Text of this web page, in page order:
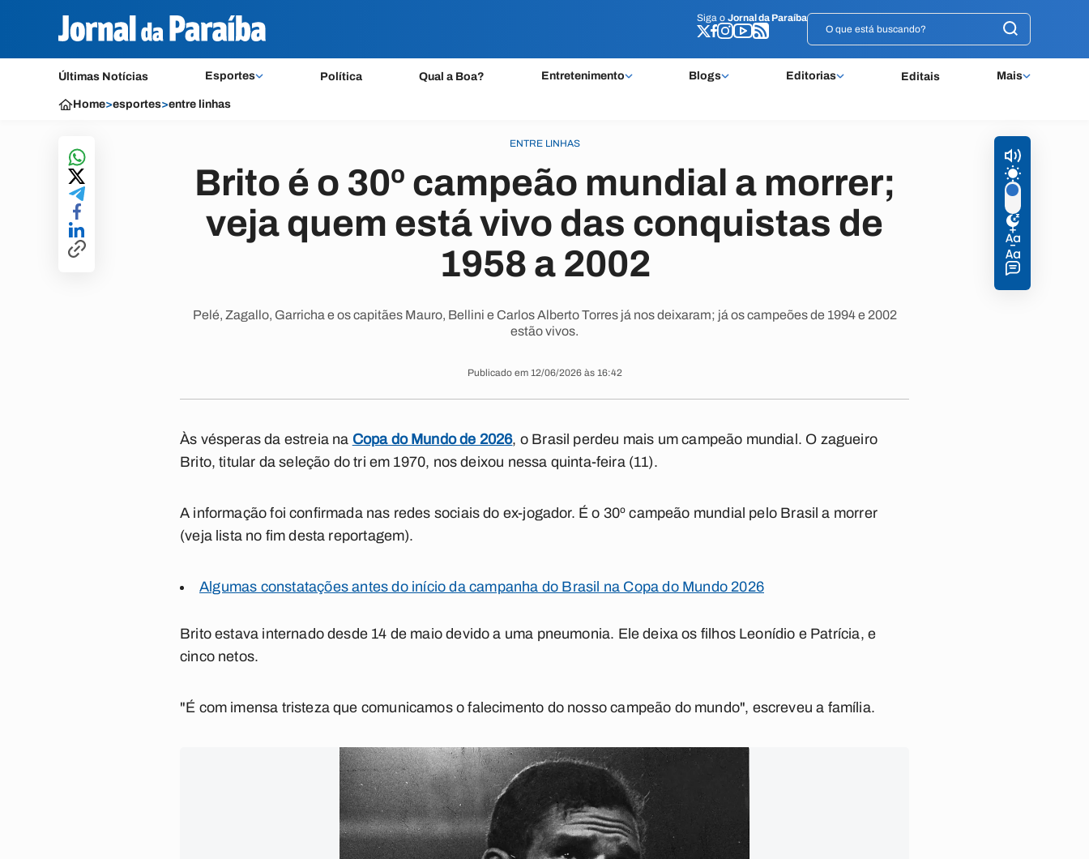
Siga o Jornal da Paraíba
Últimas Notícias Esportes Política Qual a Boa? Entretenimento Blogs Editorias Editais Mais
Siga o Jornal da Paraíba
Home>esportes>entre linhas
ENTRE LINHAS
Brito é o 30º campeão mundial a morrer;
veja quem está vivo das conquistas de
1958 a 2002
Pelé, Zagallo, Garricha e os capitães Mauro, Bellini e Carlos Alberto Torres já nos deixaram; já os campeões de 1994 e 2002
estão vivos.
Publicado em 12/06/2026 às 16:42
Às vésperas da estreia na Copa do Mundo de 2026, o Brasil perdeu mais um campeão mundial. O zagueiro
Brito, titular da seleção do tri em 1970, nos deixou nessa quinta-feira (11).
A informação foi confirmada nas redes sociais do ex-jogador. É o 30º campeão mundial pelo Brasil a morrer
(veja lista no fim desta reportagem).
Algumas constatações antes do início da campanha do Brasil na Copa do Mundo 2026
Brito estava internado desde 14 de maio devido a uma pneumonia. Ele deixa os filhos Leonídio e Patrícia, e
cinco netos.
"É com imensa tristeza que comunicamos o falecimento do nosso campeão do mundo", escreveu a família.